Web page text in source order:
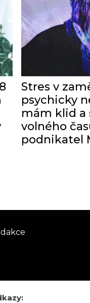
Stres v
psychicky
mám klid a
volného
podnikatel